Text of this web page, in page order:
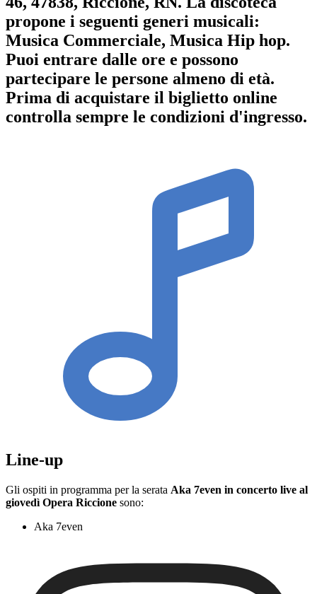
propone i seguenti generi musicali:
Musica Commerciale, Musica Hip hop.
Puoi entrare dalle ore e possono
partecipare le persone almeno di età.
Prima di acquistare il biglietto online
controlla sempre le condizioni d'ingresso.
Line-up
Gli ospiti in programma per la serata Aka 7even in concerto live al
giovedì Opera Riccione sono:
Aka 7even